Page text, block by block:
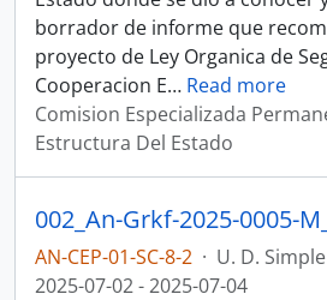
borrador de informe que
proyecto de Ley Organica de
Cooperacion E… Read more
Comision Especializada
Estructura Del Estado
AN-CEP-01-SC-8-2 · U. D. Simple
2025-07-02 - 2025-07-04